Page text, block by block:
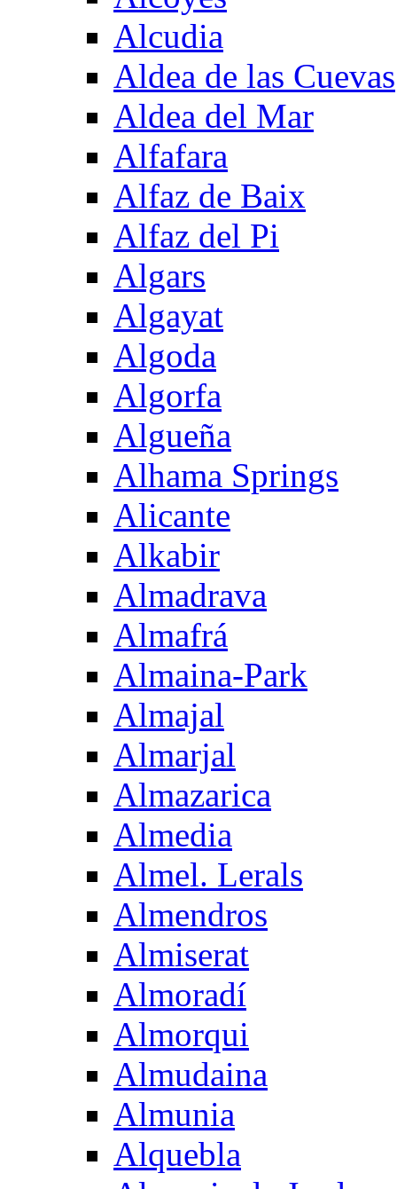
Alcudia
Aldea de las Cuevas
Aldea del Mar
Alfafara
Alfaz de Baix
Alfaz del Pi
Algars
Algayat
Algoda
Algorfa
Algueña
Alhama Springs
Alicante
Alkabir
Almadrava
Almafrá
Almaina-Park
Almajal
Almarjal
Almazarica
Almedia
Almel. Lerals
Almendros
Almiserat
Almoradí
Almorqui
Almudaina
Almunia
Alquebla